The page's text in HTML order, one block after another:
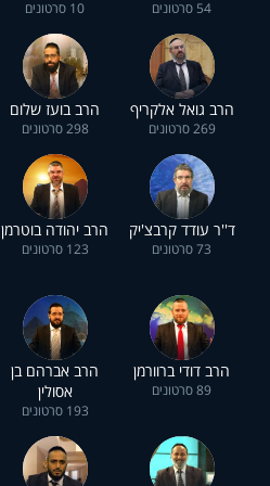
54 סרטונים 10 סרטונים
הרב גואל אלקריף
269 סרטונים
הרב בועז שלום
298 סרטונים
ד''ר עודד קרבצ'יק
73 סרטונים
הרב יהודה בוטרמן
123 סרטונים
הרב דודי ברוורמן
89 סרטונים
הרב אברהם בן
אסולין
193 סרטונים